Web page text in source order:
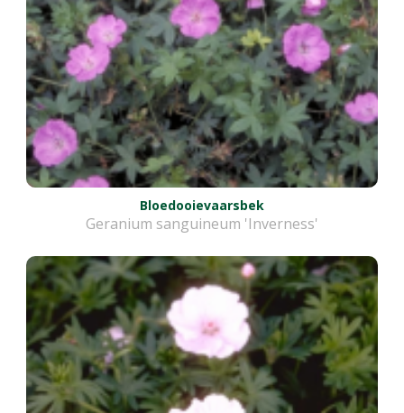
Bloedooievaarsbek
Geranium sanguineum 'Inverness'